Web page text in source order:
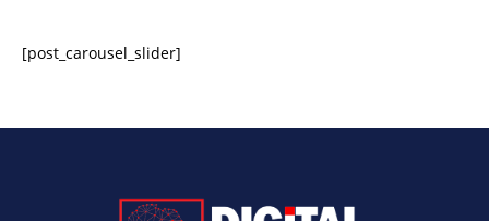
[post_carousel_slider]